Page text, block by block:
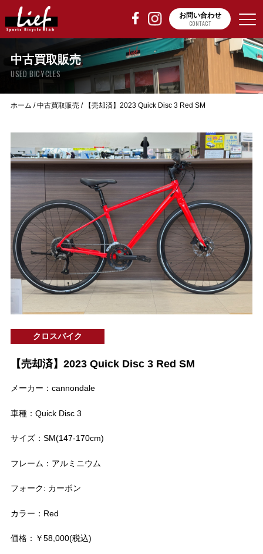
お問い合わせ
CONTACT
中古買取販売
USED BICYCLES
ホーム /中古買取販売/ 【売却済】2023 Quick Disc 3 Red SM
クロスバイク
【売却済】2023 Quick Disc 3 Red SM
メーカー：cannondale
車種：Quick Disc 3
サイズ：SM(147-170cm)
フレーム：アルミニウム
フォーク: カーボン
カラー：Red
価格：￥58,000(税込)